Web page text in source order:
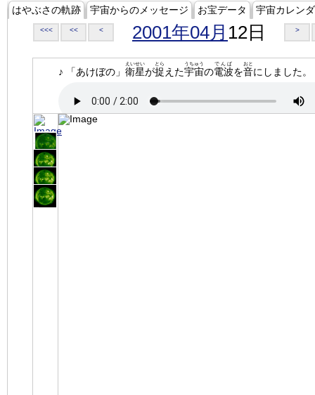
はやぶさの軌跡 宇宙からのメッセージ お宝データ 宇宙カレン
<<< << < 2001年04月 12日 >
♪ 「あけぼの」 衛星
えいせい
が捉
とら
えた宇宙
うちゅう
の電波
でんぱ
を音
おと
にしました。